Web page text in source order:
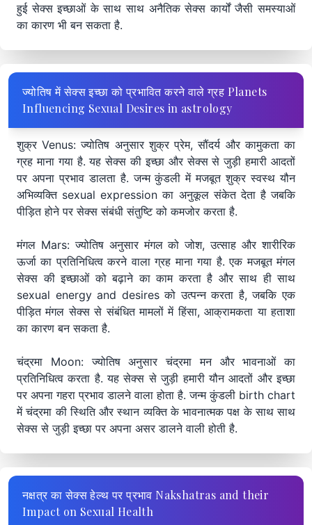
हुई सेक्स इच्छाओं के साथ साथ अनैतिक सेक्स कार्यों जैसी समस्याओं
का कारण भी बन सकता है.
ज्योतिष में सेक्स इच्छा को प्रभावित करने वाले ग्रह Planets
Influencing Sexual Desires in astrology
शुक्र Venus: ज्योतिष अनुसार शुक्र प्रेम, सौंदर्य और कामुकता का
ग्रह माना गया है. यह सेक्स की इच्छा और सेक्स से जुड़ी हमारी आदतों
पर अपना प्रभाव डालता है. जन्म कुंडली में मजबूत शुक्र स्वस्थ यौन
अभिव्यक्ति sexual expression का अनुकूल संकेत देता है जबकि
पीड़ित होने पर सेक्स संबंधी संतुष्टि को कमजोर करता है.
मंगल Mars: ज्योतिष अनुसार मंगल को जोश, उत्साह और शारीरिक
ऊर्जा का प्रतिनिधित्व करने वाला ग्रह माना गया है. एक मजबूत मंगल
सेक्स की इच्छाओं को बढ़ाने का काम करता है और साथ ही साथ
sexual energy and desires को उत्पन्न करता है, जबकि एक
पीड़ित मंगल सेक्स से संबंधित मामलों में हिंसा, आक्रामकता या हताशा
का कारण बन सकता है.
चंद्रमा Moon: ज्योतिष अनुसार चंद्रमा मन और भावनाओं का
प्रतिनिधित्व करता है. यह सेक्स से जुड़ी हमारी यौन आदतों और इच्छा
पर अपना गहरा प्रभाव डालने वाला होता है. जन्म कुंडली birth chart
में चंद्रमा की स्थिति और स्थान व्यक्ति के भावनात्मक पक्ष के साथ साथ
सेक्स से जुड़ी इच्छा पर अपना असर डालने वाली होती है.
नक्षत्र का सेक्स हेल्थ पर प्रभाव Nakshatras and their
Impact on Sexual Health